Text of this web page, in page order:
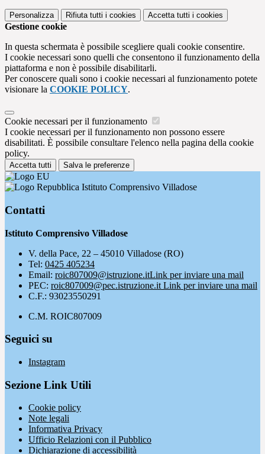
Personalizza Rifiuta tutti i cookies Accetta tutti i cookies
Gestione cookie
In questa schermata è possibile scegliere quali cookie consentire.
I cookie necessari sono quelli che consentono il funzionamento della
piattaforma e non è possibile disabilitarli.
Per conoscere quali sono i cookie necessari al funzionamento potete
visionare la COOKIE POLICY.
Cookie necessari per il funzionamento
I cookie necessari per il funzionamento non possono essere
disabilitati. È possibile consultare l'elenco nella pagina della cookie
policy.
Accetta tutti Salva le preferenze
Istituto Comprensivo Villadose
Contatti
Istituto Comprensivo Villadose
V. della Pace, 22 – 45010 Villadose (RO)
Tel: 0425 405234
Email: roic807009@istruzione.itLink per inviare una mail
PEC: roic807009@pec.istruzione.it Link per inviare una mail
C.F.: 93023550291
C.M. ROIC807009
Seguici su
Instagram
Sezione Link Utili
Cookie policy
Note legali
Informativa Privacy
Ufficio Relazioni con il Pubblico
Dichiarazione di accessibilità